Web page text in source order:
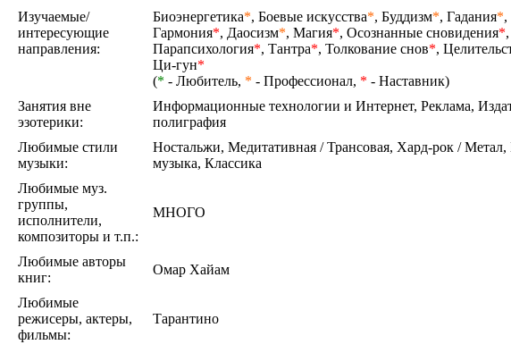
Изучаемые/
интересующие
направления:
Биоэнергетика*, Боевые искусства*, Буддизм*, Гадания*,
Гармония*, Даосизм*, Магия*, Осознанные сновидения*,
Парапсихология*, Тантра*, Толкование снов*,
Ци-гун*
(* - Любитель, * - Профессионал, * - Наставник)
Занятия вне
эзотерики:
Информационные технологии и Интернет, Реклама,
полиграфия
Любимые стили
музыки:
Ностальжи, Медитативная / Трансовая, Хард-рок / Метал,
музыка, Классика
Любимые муз.
группы,
исполнители,
композиторы и т.п.:
МНОГО
Любимые авторы
книг:
Омар Хайам
Любимые
режисеры, актеры,
фильмы:
Тарантино